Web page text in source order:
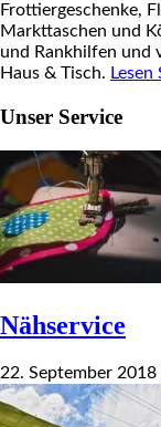
Frottiergeschenke,
Markttaschen und
und Rankhilfen und
Haus & Tisch.
Unser Service
Nähservice
22. September 2018